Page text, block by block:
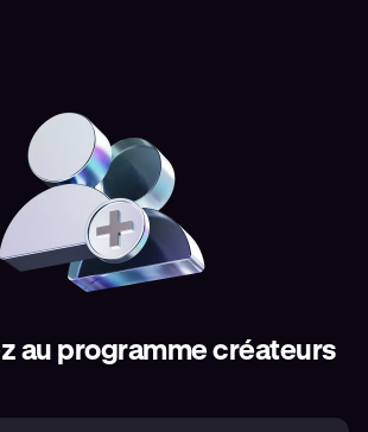
au programme créateurs